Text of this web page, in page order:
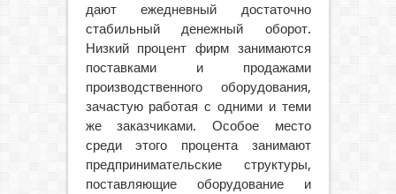
дают ежедневный достаточно
стабильный денежный оборот.
Низкий процент фирм занимаются
поставками и продажами
производственного оборудования,
зачастую работая с одними и теми
же заказчиками. Особое место
среди этого процента занимают
предпринимательские структуры,
поставляющие оборудование и